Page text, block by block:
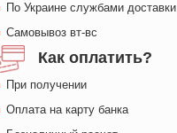
По Украине службами доставки
Самовывоз вт-вс
Как оплатить?
При получении
Оплата на карту банка